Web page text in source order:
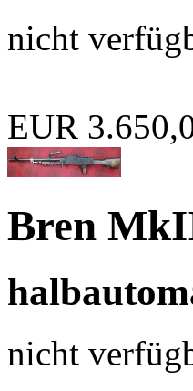
nicht
EUR
Bren
nicht